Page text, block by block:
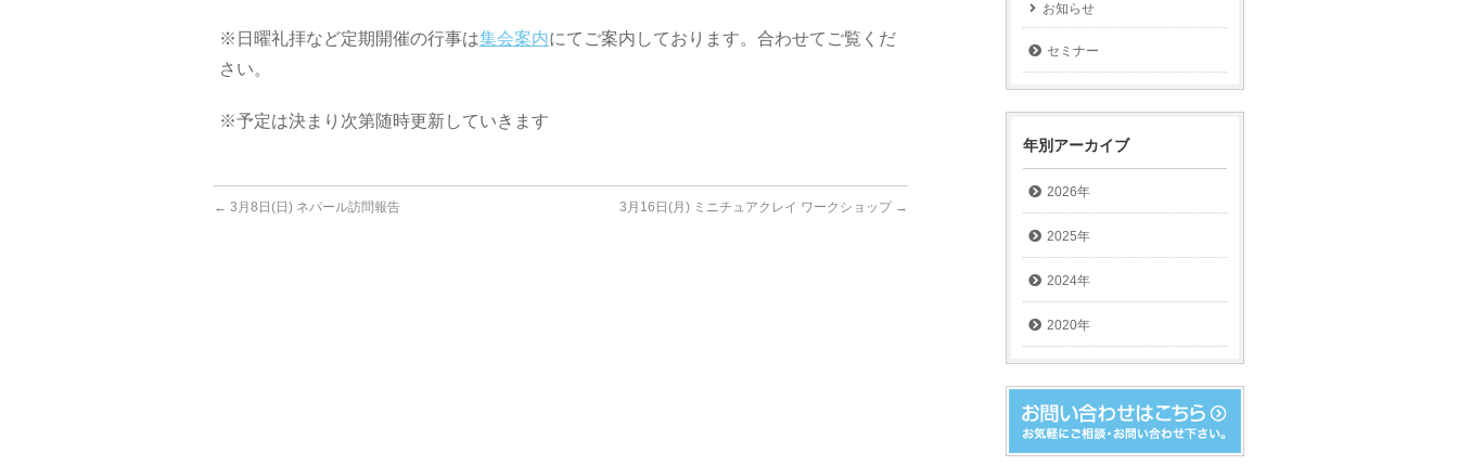
※日曜礼拝など定期開催の行事は集会案内にてご案内しております。合わせてご覧くだ
さい。
※予定は決まり次第随時更新していきます
← 3月8日(日) ネパール訪問報告 3月16日(月) ミニチュアクレイ ワークショップ →
お知らせ
セミナー
年別アーカイブ
2026年
2025年
2024年
2020年